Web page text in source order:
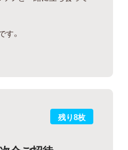
す。
残り8枚